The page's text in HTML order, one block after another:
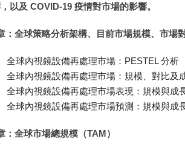
以及 COVID-19 疫情對市場的影響。
：全球策略分析架構、目前市場規模、市場
全球內視鏡設備再處理市場：PESTEL 分析
全球內視鏡設備再處理市場：規模、對比及
全球內視鏡設備再處理市場表現：規模與成
全球內視鏡設備再處理市場預測：規模與成
：全球市場總規模（TAM）